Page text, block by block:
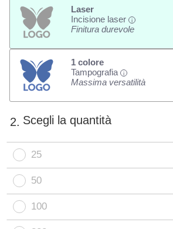
Laser
Incisione laser
i
Finitura durevole
1 colore
Tampografia
i
Massima versatilità
2. Scegli la quantità
25
50
100